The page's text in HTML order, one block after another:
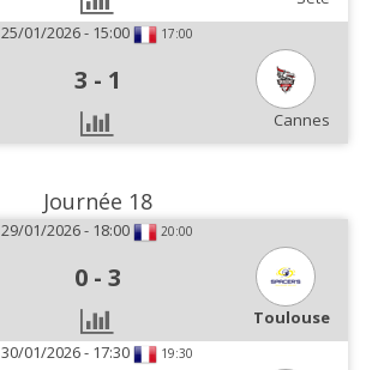
25/01/2026 - 15:00
17:00
3 - 1
Cannes
Journée 18
29/01/2026 - 18:00 20:00
0 - 3
Toulouse
30/01/2026 - 17:30
19:30